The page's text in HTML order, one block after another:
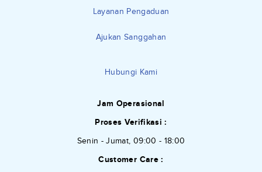
Layanan Pengaduan
Ajukan Sanggahan
Hubungi Kami
Jam Operasional
Proses Verifikasi :
Senin - Jumat, 09:00 - 18:00
Customer Care :